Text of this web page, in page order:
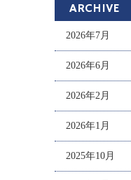
ARCHIVE
2026年7月
2026年6月
2026年2月
2026年1月
2025年10月